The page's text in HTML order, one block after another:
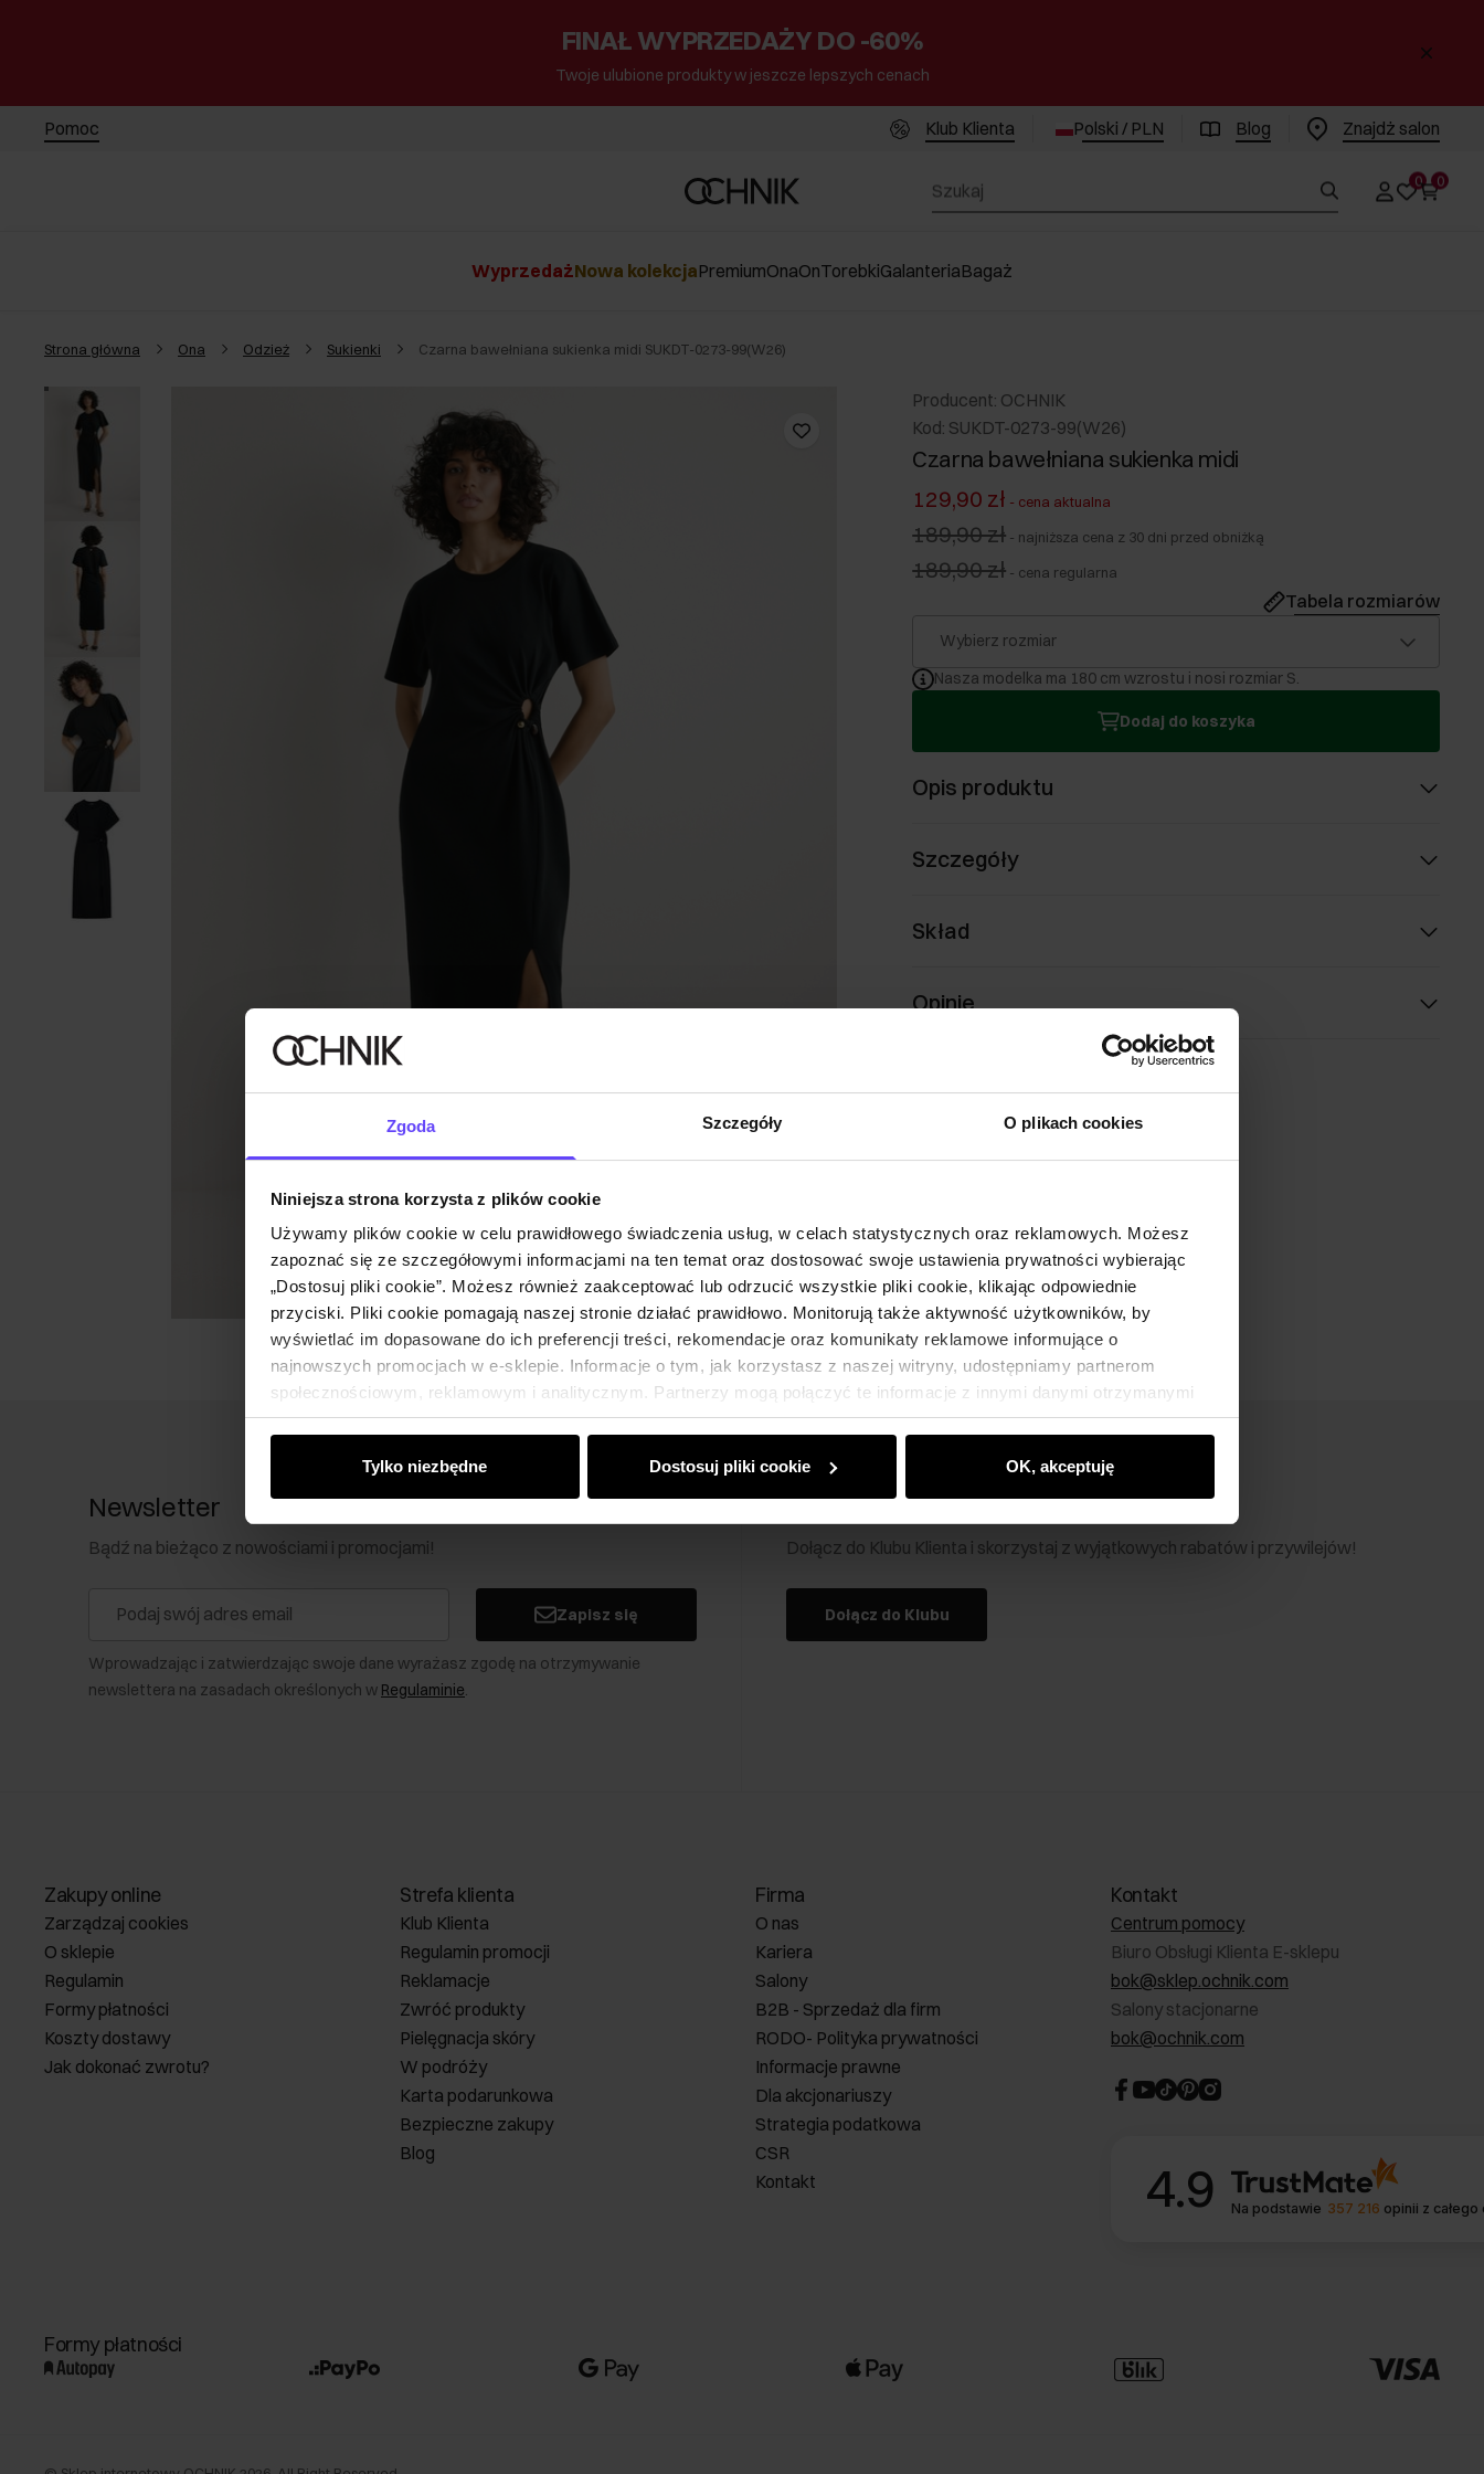
Zgoda Szczegóły O plikach cookies
Niniejsza strona korzysta z plików cookie
Używamy plików cookie w celu prawidłowego świadczenia usług, w celach statystycznych oraz reklamowych. Możesz
zapoznać się ze szczegółowymi informacjami na ten temat oraz dostosować swoje ustawienia prywatności wybierając
„Dostosuj pliki cookie”. Możesz również zaakceptować lub odrzucić wszystkie pliki cookie, klikając odpowiednie
przyciski. Pliki cookie pomagają naszej stronie działać prawidłowo. Monitorują także aktywność użytkowników, by
wyświetlać im dopasowane do ich preferencji treści, rekomendacje oraz komunikaty reklamowe informujące o
najnowszych promocjach w e-sklepie. Informacje o tym, jak korzystasz z naszej witryny, udostępniamy partnerom
społecznościowym, reklamowym i analitycznym. Partnerzy mogą połączyć te informacje z innymi danymi otrzymanymi
od Ciebie lub uzyskanymi podczas korzystania z ich usług.
Tylko niezbędne Dostosuj pliki cookie OK, akceptuję
FINAŁ WYPRZEDAŻY DO -60%
Twoje ulubione produkty w jeszcze lepszych cenach
Pomoc Klub Klienta Polski / PLN Blog Znajdż salon
0 0
WyprzedażNowa kolekcjaPremiumOnaOnTorebkiGalanteriaBagaż
Strona główna Ona Odzież Sukienki Czarna bawełniana sukienka midi SUKDT-0273-99(W26)
Producent: OCHNIK
Kod: SUKDT-0273-99(W26)
Czarna bawełniana sukienka midi
129,90 zł - cena aktualna
189,90 zł - najniższa cena z 30 dni przed obniżką
189,90 zł - cena regularna
Tabela rozmiarów
Wybierz rozmiar
Nasza modelka ma 180 cm wzrostu i nosi rozmiar S.
Dodaj do koszyka
Opis produktu
Szczegóły
Skład
Opinie
Newsletter
Bądź na bieżąco z nowościami i promocjami!
Zapisz się
Wprowadzając i zatwierdzając swoje dane wyrażasz zgodę na otrzymywanie
newslettera na zasadach określonych w Regulaminie.
Klub Klienta Ochnik
Dołącz do Klubu Klienta i skorzystaj z wyjątkowych rabatów i przywilejów!
Dołącz do Klubu
Zakupy online
Zarządzaj cookies
O sklepie
Regulamin
Formy płatności
Koszty dostawy
Jak dokonać zwrotu?
Strefa klienta
Klub Klienta
Regulamin promocji
Reklamacje
Zwróć produkty
Pielęgnacja skóry
W podróży
Karta podarunkowa
Bezpieczne zakupy
Blog
Firma
O nas
Kariera
Salony
B2B - Sprzedaż dla firm
RODO- Polityka prywatności
Informacje prawne
Dla akcjonariuszy
Strategia podatkowa
CSR
Kontakt
Kontakt
Centrum pomocy
Biuro Obsługi Klienta E-sklepu
bok@sklep.ochnik.com
Salony stacjonarne
bok@ochnik.com
4.9 Na podstawie 357 216 opinii z
Formy płatności